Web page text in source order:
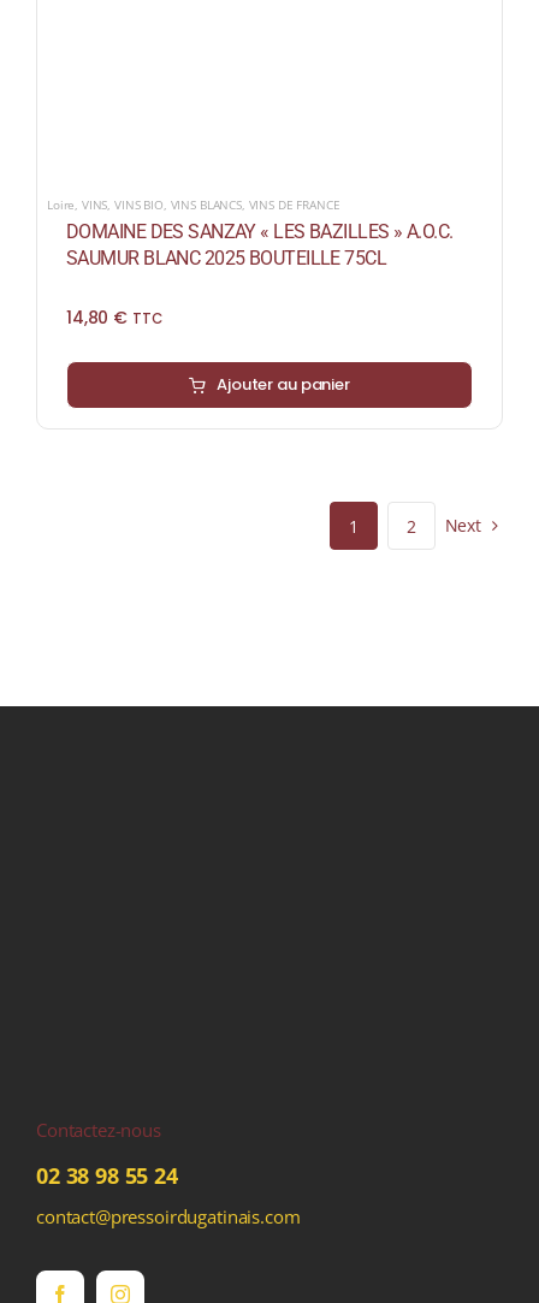
Loire, VINS,VINS BIO, VINS BLANCS, VINS DE FRANCE
DOMAINE DES SANZAY « LES BAZILLES » A.O.C.
SAUMUR BLANC 2025 BOUTEILLE 75CL
14,80 € TTC
Ajouter au panier
1 2 Next
Contactez-nous
02 38 98 55 24
contact@pressoirdugatinais.com